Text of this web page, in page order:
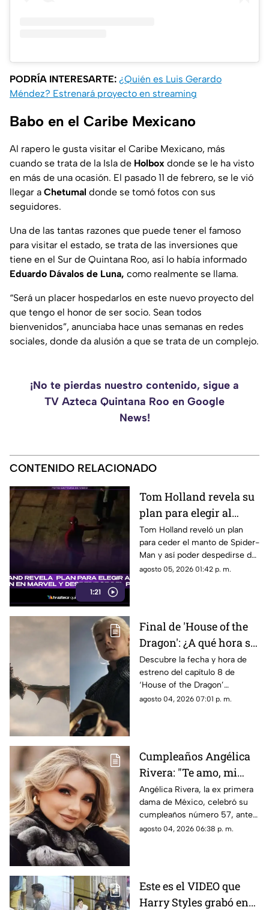
PODRÍA INTERESARTE: ¿Quién es Luis Gerardo
Méndez? Estrenará proyecto en streaming
Babo en el Caribe Mexicano
Al rapero le gusta visitar el Caribe Mexicano, más
cuando se trata de la Isla de Holbox donde se le ha visto
en más de una ocasión. El pasado 11 de febrero, se le vió
llegar a Chetumal donde se tomó fotos con sus
seguidores.
Una de las tantas razones que puede tener el famoso
para visitar el estado, se trata de las inversiones que
tiene en el Sur de Quintana Roo, así lo había informado
Eduardo Dávalos de Luna, como realmente se llama.
“Será un placer hospedarlos en este nuevo proyecto del
que tengo el honor de ser socio. Sean todos
bienvenidos”, anunciaba hace unas semanas en redes
sociales, donde da alusión a que se trata de un complejo.
¡No te pierdas nuestro contenido, sigue a
TV Azteca Quintana Roo en Google
News!
CONTENIDO RELACIONADO
1:21
Tom Holland revela su
plan para elegir al
próximo Spider-Man
en Marvel y despedirse
del personaje
Tom Holland reveló un plan
para ceder el manto de Spider-
Man y así poder despedirse del
personaje. Aquí te
agosto 05, 2026 01:42 p. m.
Final de 'House of the
Dragon': ¿A qué hora se
estrena el ÚLTIMO
capítulo de la
temporada 3 de La Casa
del Dragón en México?
Descubre la fecha y hora de
estreno del capítulo 8 de
‘House of the Dragon’
temporada 3 en México. Todos
agosto 04, 2026 07:01 p. m.
Cumpleaños Angélica
Rivera: "Te amo, mi
Gaviota", uno de los
mensajes a la ex
primera dama
Angélica Rivera, la ex primera
dama de México, celebró su
cumpleaños número 57, ante
esto las muestras de cariño no
agosto 04, 2026 06:38 p. m.
Este es el VIDEO que
Harry Styles grabó en